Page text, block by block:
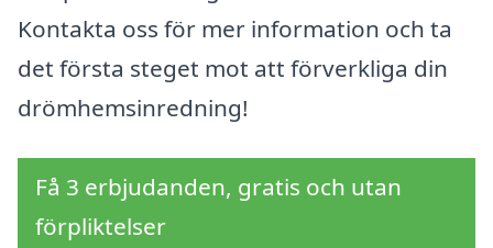
Kontakta oss för mer information och ta
det första steget mot att förverkliga din
drömhemsinredning!
Få 3 erbjudanden, gratis och utan
förpliktelser